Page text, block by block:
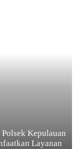
Kepulauan
Layanan